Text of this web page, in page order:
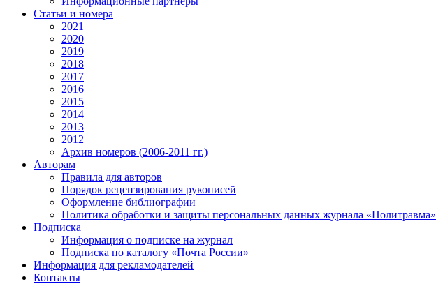
Статьи и номера
2021
2020
2019
2018
2017
2016
2015
2014
2013
2012
Архив номеров (2006-2011 гг.)
Авторам
Правила для авторов
Порядок рецензирования рукописей
Оформление библиографии
Политика обработки и защиты персональных данных журнала «Политравма»
Подписка
Информация о подписке на журнал
Подписка по каталогу «Почта России»
Информация для рекламодателей
Контакты